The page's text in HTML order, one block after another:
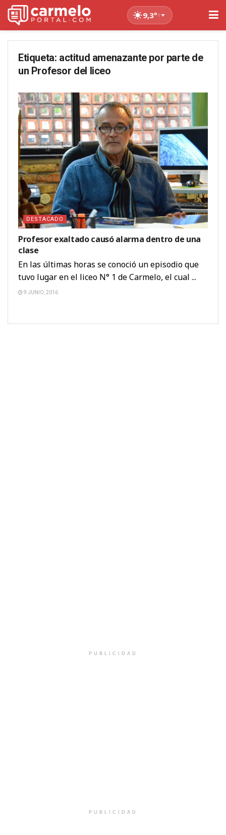
9,3°↑
Etiqueta: actitud amenazante por parte de
un Profesor del liceo
DESTACADO
Profesor exaltado causó alarma dentro de una
clase
En las últimas horas se conoció un episodio que
tuvo lugar en el liceo N° 1 de Carmelo, el cual ...
9 JUNIO, 2016
PUBLICIDAD
PUBLICIDAD